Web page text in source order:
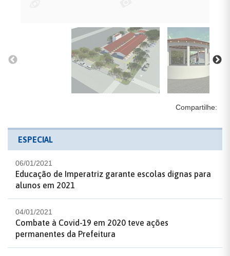
Compartilhe:
ESPECIAL
06/01/2021
Educação de Imperatriz garante escolas dignas para
alunos em 2021
04/01/2021
Combate à Covid-19 em 2020 teve ações
permanentes da Prefeitura